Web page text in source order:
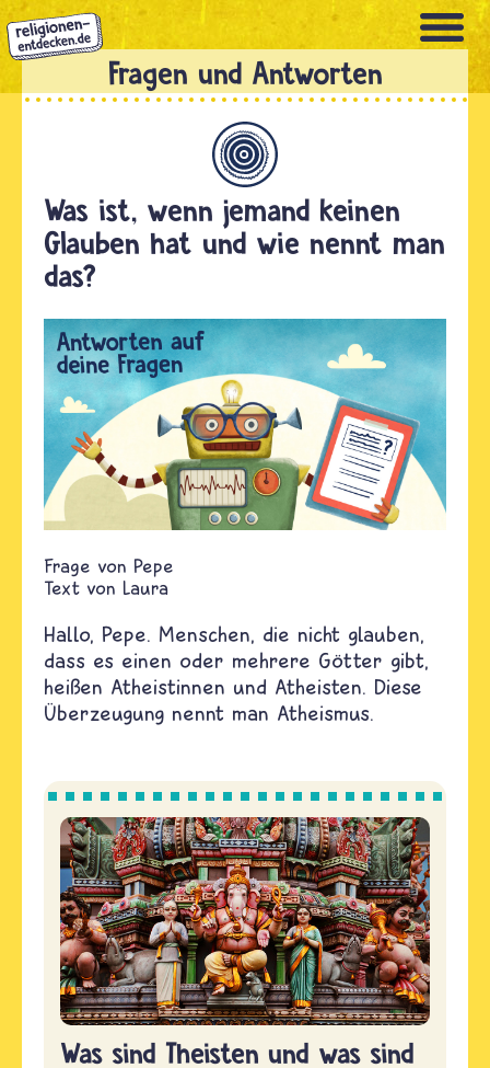
Direkt
zum
Inhalt
Was ist, wenn jemand keinen
Glauben hat und wie nennt man
das?
Pepe
Text von Laura
Hallo, Pepe. Menschen, die nicht glauben,
dass es einen oder mehrere Götter gibt,
heißen Atheistinnen und Atheisten. Diese
Überzeugung nennt man Atheismus.
Was sind Theisten und was sind